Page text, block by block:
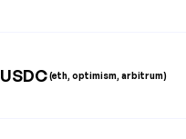
USDC(eth, optimism, arbitrum)